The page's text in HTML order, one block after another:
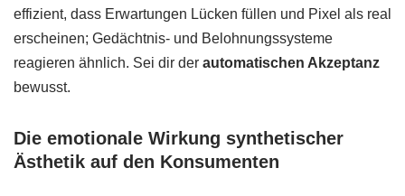
effizient, dass Erwartungen Lücken füllen und Pixel als real
erscheinen; Gedächtnis- und Belohnungssysteme
reagieren ähnlich. Sei dir der automatischen Akzeptanz
bewusst.
Die emotionale Wirkung synthetischer
Ästhetik auf den Konsumenten